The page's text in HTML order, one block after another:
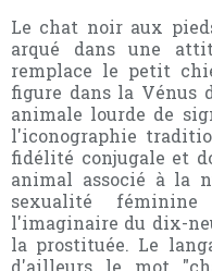
Le chat noir aux
arqué dans une
remplace le petit
figure dans la Vénus
animale lourde de
l'iconographie
fidélité conjugale et
animal associé à la
sexualité féminine
l'imaginaire du dix-
la prostituée. Le
d'ailleurs le mot